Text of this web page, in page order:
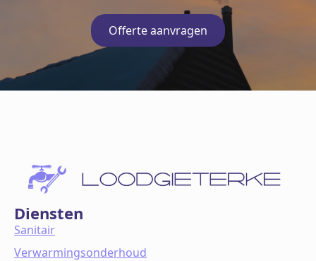
Offerte aanvragen
Diensten
Sanitair
Verwarmingsonderhoud